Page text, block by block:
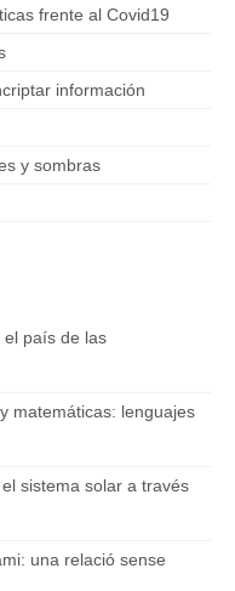
frente al Covid19
información
y sombras
el país de las
matemáticas: lenguajes
sistema solar a través
una relació sense